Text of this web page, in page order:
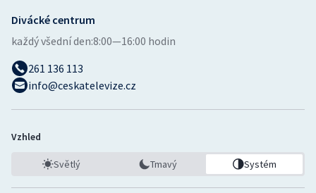
Divácké centrum
každý všední den:8:00—16:00 hodin
261 136 113
info@ceskatelevize.cz
Vzhled
Světlý Tmavý Systém